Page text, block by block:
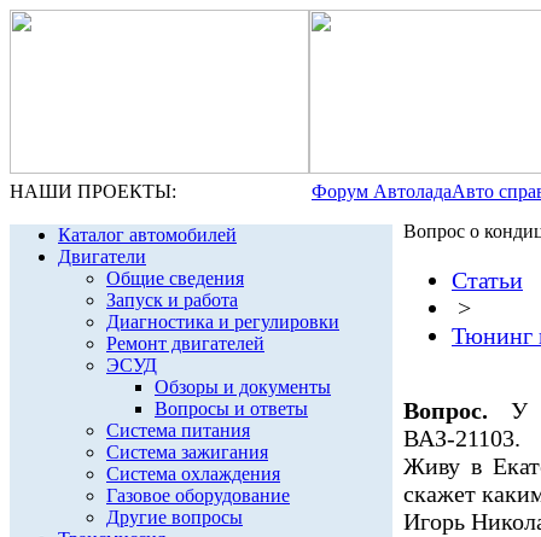
НАШИ ПРОЕКТЫ: Форум АвтоладаАвто
Каталог автомобилей
Двигатели
Общие сведения
Запуск и работа
Диагностика и регулировки
Ремонт двигателей
ЭСУД
Обзоры и документы
Вопросы и ответы
Система питания
Система зажигания
Система охлаждения
Газовое оборудование
Другие вопросы
Вопрос о
Статьи
>
Тюнинг
Вопрос. У
ВАЗ-21103.
Живу в
скажет
Игорь